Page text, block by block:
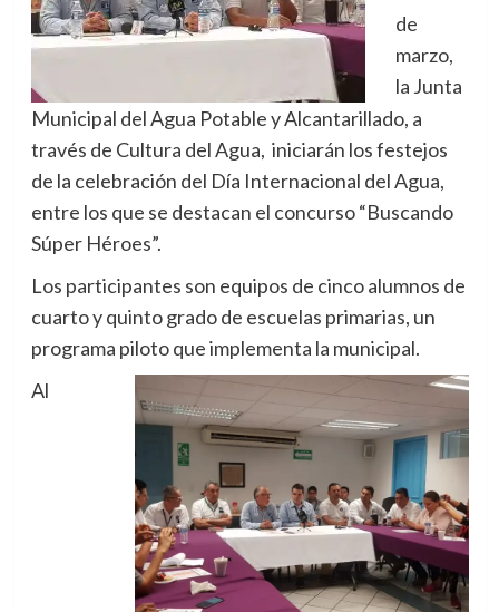
de
marzo,
la Junta
Municipal del Agua Potable y Alcantarillado, a
través de Cultura del Agua, iniciarán los festejos
de la celebración del Día Internacional del Agua,
entre los que se destacan el concurso “Buscando
Súper Héroes”.
Los participantes son equipos de cinco alumnos de
cuarto y quinto grado de escuelas primarias, un
programa piloto que implementa la municipal.
Al